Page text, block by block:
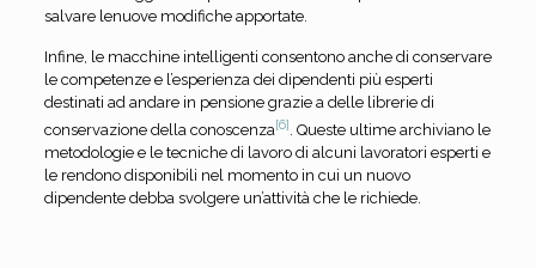
salvare lenuove modifiche apportate.
Infine, le macchine intelligenti consentono anche di conservare
le competenze e l’esperienza dei dipendenti più esperti
destinati ad andare in pensione grazie a delle librerie di
conservazione della conoscenza[6]. Queste ultime archiviano le
metodologie e le tecniche di lavoro di alcuni lavoratori esperti e
le rendono disponibili nel momento in cui un nuovo
dipendente debba svolgere un’attività che le richiede.